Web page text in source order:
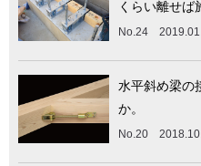
くらい離せば
No.24
水平斜め梁の
か。
No.20